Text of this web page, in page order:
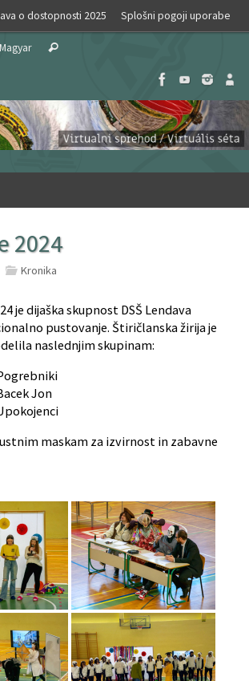
o dostopnosti 2025 Splošni pogoji uporabe
Magyar Search
2024
Kronika
je dijaška skupnost DSŠ Lendava
pustovanje. Štiričlanska žirija je
naslednjim skupinam:
Jon
maskam za izvirnost in zabavne